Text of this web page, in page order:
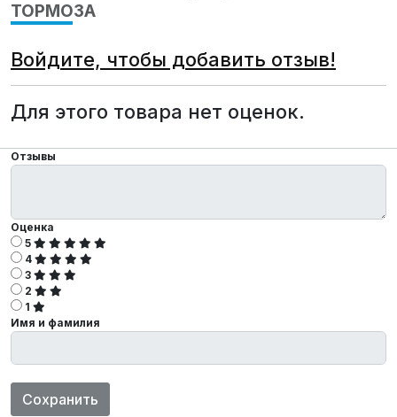
ТОРМОЗА
Войдите, чтобы добавить отзыв!
Для этого товара нет оценок.
Отзывы
Оценка
5
4
3
2
1
Имя и фамилия
Сохранить